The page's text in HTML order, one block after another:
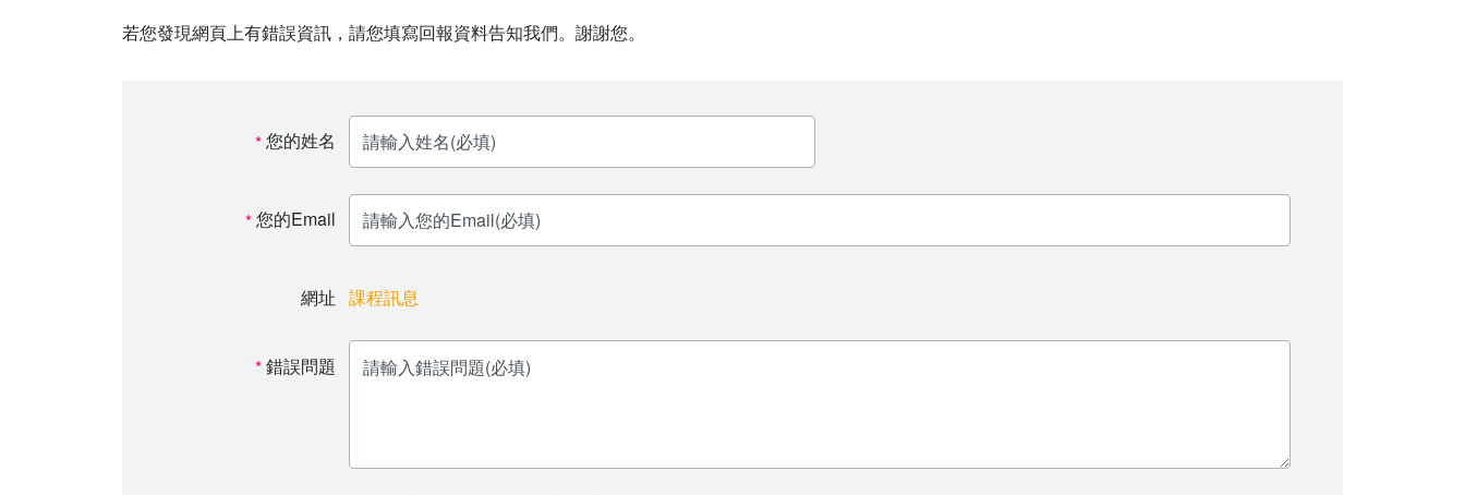
若您發現網頁上有錯誤資訊，請您填寫回報資料告知我們。謝謝您。
*您的姓名
*您的Email
網址 課程訊息
*錯誤問題